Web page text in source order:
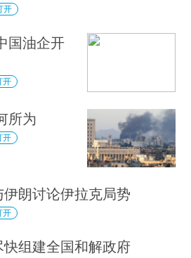
开
国油企开
开
所为
开
朗讨论伊拉克局势
开
组建全国和解政府